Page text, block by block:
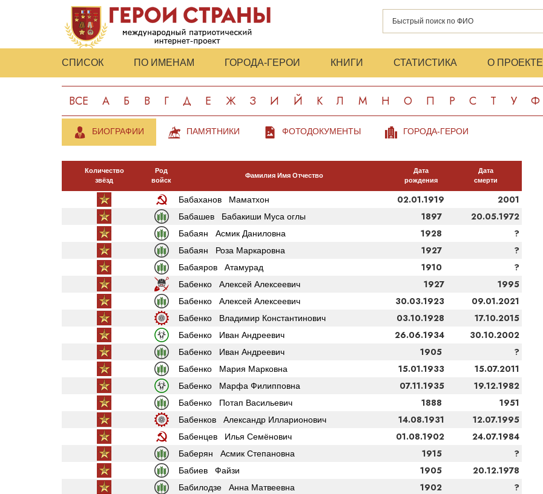
СПИСОК ПО ИМЕНАМ ГОРОДА-ГЕРОИ КНИГИ СТАТИСТИКА О ПРОЕКТЕ
ВСЕ А Б В Г Д Е Ж З И Й К Л М Н О П Р С Т У Ф
БИОГРАФИИ ПАМЯТНИКИ ФОТОДОКУМЕНТЫ ГОРОДА-ГЕРОИ
Количество
звёзд
Род
войск
Фамилия Имя Отчество
Дата
рождения
Дата
смерти
Бабаханов Маматхон 02.01.1919 2001
Бабашев Бабакиши Муса оглы 1897 20.05.1972
Бабаян Асмик Даниловна 1928 ?
Бабаян Роза Маркаровна 1927 ?
Бабаяров Атамурад 1910 ?
Бабенко Алексей Алексеевич 1927 1995
Бабенко Алексей Алексеевич 30.03.1923 09.01.2021
Бабенко Владимир Константинович 03.10.1928 17.10.2015
Бабенко Иван Андреевич 26.06.1934 30.10.2002
Бабенко Иван Андреевич 1905 ?
Бабенко Мария Марковна 15.01.1933 15.07.2011
Бабенко Марфа Филипповна 07.11.1935 19.12.1982
Бабенко Потап Васильевич 1888 1951
Бабенков Александр Илларионович 14.08.1931 12.07.1995
Бабенцев Илья Семёнович 01.08.1902 24.07.1984
Баберян Асмик Степановна 1915 ?
Бабиев Файзи 1905 20.12.1978
Бабилодзе Анна Матвеевна 1902 ?